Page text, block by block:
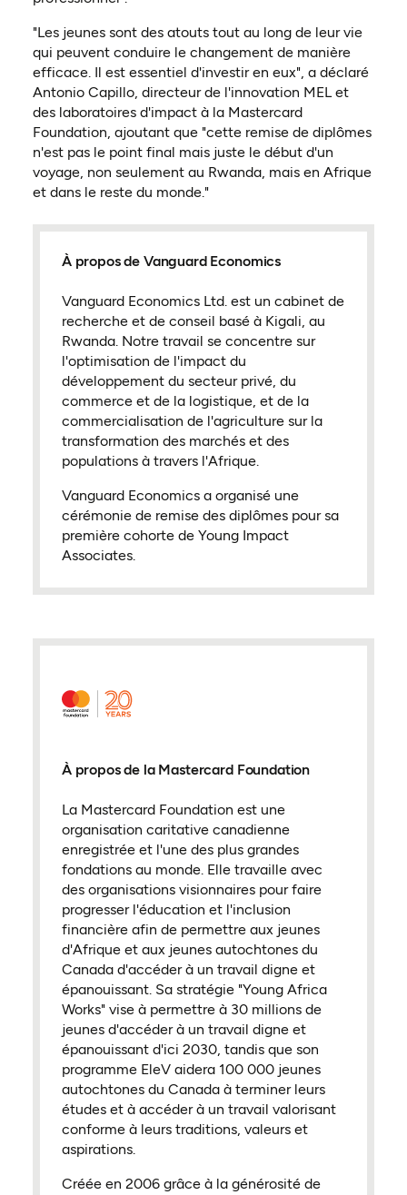
"Les jeunes sont des atouts tout au long de leur vie
qui peuvent conduire le changement de manière
efficace. Il est essentiel d'investir en eux", a déclaré
Antonio Capillo, directeur de l'innovation MEL et
des laboratoires d'impact à la Mastercard
Foundation, ajoutant que "cette remise de diplômes
n'est pas le point final mais juste le début d'un
voyage, non seulement au Rwanda, mais en Afrique
et dans le reste du monde."
À propos de Vanguard Economics
Vanguard Economics Ltd. est un cabinet de
recherche et de conseil basé à Kigali, au
Rwanda. Notre travail se concentre sur
l'optimisation de l'impact du
développement du secteur privé, du
commerce et de la logistique, et de la
commercialisation de l'agriculture sur la
transformation des marchés et des
populations à travers l'Afrique.
Vanguard Economics a organisé une
cérémonie de remise des diplômes pour sa
première cohorte de Young Impact
Associates.
À propos de la Mastercard Foundation
La Mastercard Foundation est une
organisation caritative canadienne
enregistrée et l'une des plus grandes
fondations au monde. Elle travaille avec
des organisations visionnaires pour faire
progresser l'éducation et l'inclusion
financière afin de permettre aux jeunes
d'Afrique et aux jeunes autochtones du
Canada d'accéder à un travail digne et
épanouissant. Sa stratégie "Young Africa
Works" vise à permettre à 30 millions de
jeunes d'accéder à un travail digne et
épanouissant d'ici 2030, tandis que son
programme EleV aidera 100 000 jeunes
autochtones du Canada à terminer leurs
études et à accéder à un travail valorisant
conforme à leurs traditions, valeurs et
aspirations.
Créée en 2006 grâce à la générosité de